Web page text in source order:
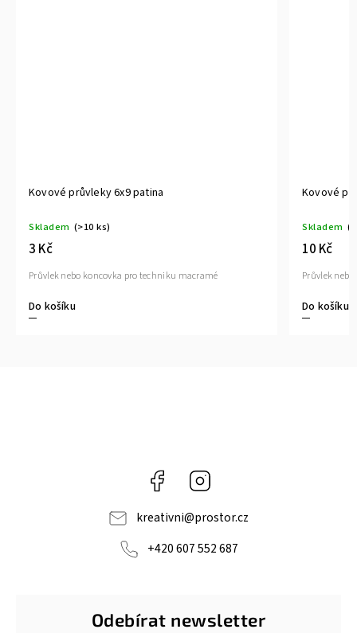
Kovové průvleky 6x9 patina
Skladem (>10 ks)
3 Kč
Do košíku
Průvlek nebo koncovka pro techniku macramé
Kovové
Skladem
10 Kč
Do košíku
Průvlek
Facebook
kreativni@prostor.cz
+420 607 552 687
Odebírat newsletter